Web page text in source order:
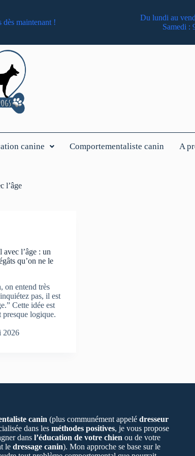
dès maintenant !
Du lundi au
Samedi :
canine Comportementaliste canin A
l’âge
l’âge : un
qu’on ne le
on entend très
pas, il est
Cette idée est
presque logique.
2026
canin (plus communément appelé dresseur
dans les méthodes positives, je vous propose
dans l’éducation de votre chien ou de votre
le dressage canin). Mon approche se base sur le